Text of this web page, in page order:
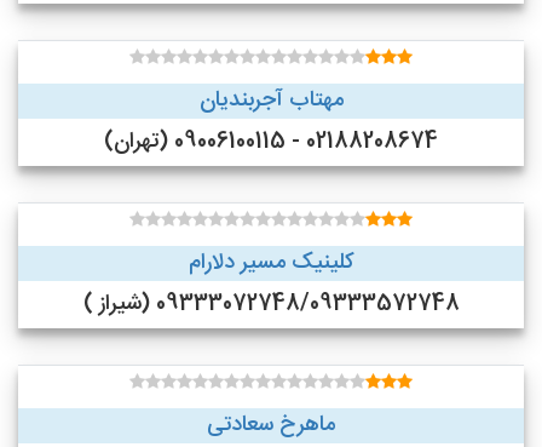
مهتاب آجربندیان
02188208674 - 09006100115 (تهران)
کلینیک مسیر دلارام
09333072748/09333572748 (شیراز )
ماهرخ سعادتی